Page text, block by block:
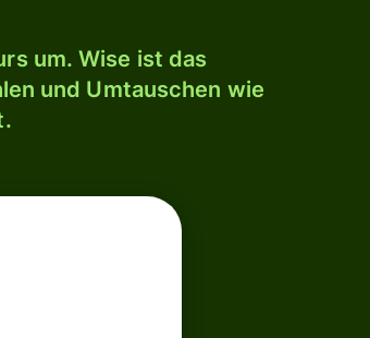
um. Wise ist das
und Umtauschen wie